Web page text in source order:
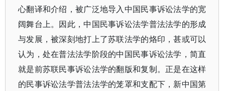
心翻译和介绍，被广泛地导入中国民事诉讼法学的宽
阔舞台上。因此，中国民事诉讼法学普法法学的形成
与发展，被深刻地打上了苏联法学的烙印，甚或可以
认为，处在普法法学阶段的中国民事诉讼法学，简直
就是前苏联民事诉讼法学的翻版和复制。正是在这样
的民事诉讼法学普法法学的笼罩和支配下，新中国第